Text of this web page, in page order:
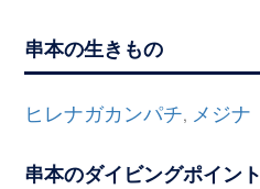
串本の生きもの
ヒレナガカンパチ, メジナ
串本のダイビングポイント